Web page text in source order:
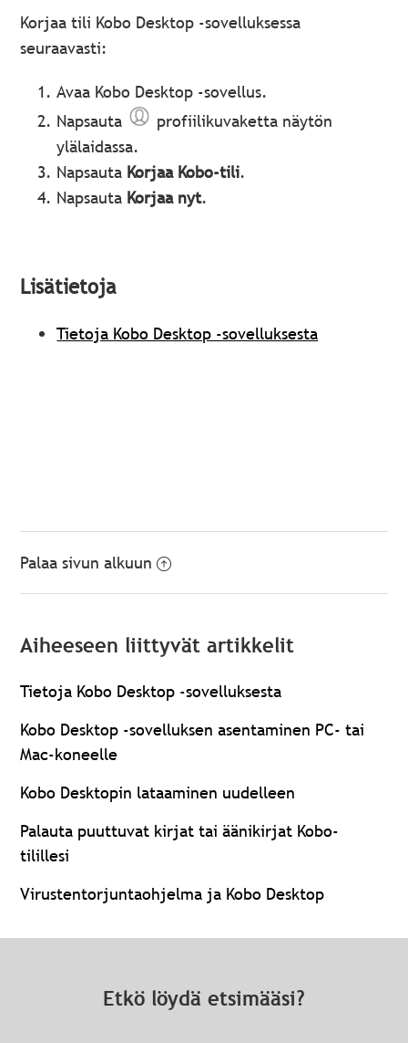
Korjaa tili Kobo Desktop -sovelluksessa
seuraavasti:
Avaa Kobo Desktop -sovellus.
Napsauta
profiilikuvaketta näytön
ylälaidassa.
Napsauta Korjaa Kobo-tili.
Napsauta Korjaa nyt.
Lisätietoja
Tietoja Kobo Desktop -sovelluksesta
Palaa sivun alkuun
Aiheeseen liittyvät artikkelit
Tietoja Kobo Desktop -sovelluksesta
Kobo Desktop -sovelluksen asentaminen PC- tai
Mac-koneelle
Kobo Desktopin lataaminen uudelleen
Palauta puuttuvat kirjat tai äänikirjat Kobo-
tilillesi
Virustentorjuntaohjelma ja Kobo Desktop
Etkö löydä etsimääsi?